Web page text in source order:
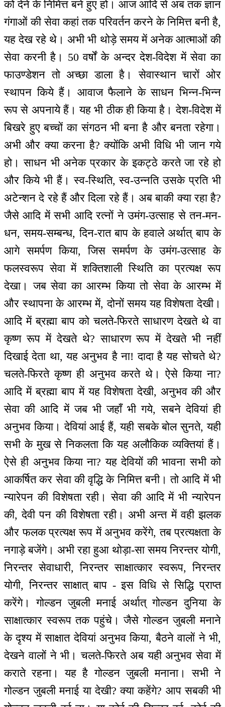
को देने के निमित्त बने हुए हो। आज आदि से अब तक ज्ञान
गंगाओं की सेवा कहां तक परिवर्तन करने के निमित्त बनी है,
यह देख रहे थे। अभी भी थोड़े समय में अनेक आत्माओं की
सेवा करनी है। 50 वर्षों के अन्दर देश-विदेश में सेवा का
फाउण्डेशन तो अच्छा डाला है। सेवास्थान चारों ओर
स्थापन किये हैं। आवाज फैलाने के साधन भिन्न-भिन्न
रूप से अपनाये हैं। यह भी ठीक ही किया है। देश-विदेश में
बिखरे हुए बच्चों का संगठन भी बना है और बनता रहेगा।
अभी और क्या करना है? क्योंकि अभी विधि भी जान गये
हो। साधन भी अनेक प्रकार के इकट्ठे करते जा रहे हो
और किये भी हैं। स्व-स्थिति, स्व-उन्नति उसके प्रति भी
अटेन्शन दे रहे हैं और दिला रहे हैं। अब बाकी क्या रहा है?
जैसे आदि में सभी आदि रत्नों ने उमंग-उत्साह से तन-मन-
धन, समय-सम्बन्ध, दिन-रात बाप के हवाले अर्थात् बाप के
आगे समर्पण किया, जिस समर्पण के उमंग-उत्साह के
फलस्वरूप सेवा में शक्तिशाली स्थिति का प्रत्यक्ष रूप
देखा। जब सेवा का आरम्भ किया तो सेवा के आरम्भ में
और स्थापना के आरम्भ में, दोनों समय यह विशेषता देखी।
आदि में ब्रह्मा बाप को चलते-फिरते साधारण देखते थे वा
कृष्ण रूप में देखते थे? साधारण रूप में देखते भी नहीं
दिखाई देता था, यह अनुभव है ना! दादा है यह सोचते थे?
चलते-फिरते कृष्ण ही अनुभव करते थे। ऐसे किया ना?
आदि में ब्रह्मा बाप में यह विशेषता देखी, अनुभव की और
सेवा की आदि में जब भी जहाँ भी गये, सबने देवियां ही
अनुभव किया। देवियां आई हैं, यही सबके बोल सुनते, यही
सभी के मुख से निकलता कि यह अलौकिक व्यक्तियां हैं।
ऐसे ही अनुभव किया ना? यह देवियों की भावना सभी को
आकर्षित कर सेवा की वृद्धि के निमित्त बनी। तो आदि में भी
न्यारेपन की विशेषता रही। सेवा की आदि में भी न्यारेपन
की, देवी पन की विशेषता रही। अभी अन्त में वही झलक
और फलक प्रत्यक्ष रूप में अनुभव करेंगे, तब प्रत्यक्षता के
नगाड़े बजेंगे। अभी रहा हुआ थोड़ा-सा समय निरन्तर योगी,
निरन्तर सेवाधारी, निरन्तर साक्षात्कार स्वरूप, निरन्तर
योगी, निरन्तर साक्षात् बाप - इस विधि से सिद्धि प्राप्त
करेंगे। गोल्डन जुबली मनाई अर्थात् गोल्डन दुनिया के
साक्षात्कार स्वरूप तक पहुंचे। जैसे गोल्डन जुबली मनाने
के दृश्य में साक्षात देवियां अनुभव किया, बैठने वालों ने भी,
देखने वालों ने भी। चलते-फिरते अब यही अनुभव सेवा में
कराते रहना। यह है गोल्डन जुबली मनाना। सभी ने
गोल्डन जुबली मनाई या देखी? क्या कहेंगे? आप सबकी भी